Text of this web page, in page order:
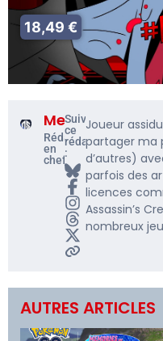
18,49 €
Me5rine_
Rédacteur
en
chef
Suivre
ce
rédacteur
:
Joueur
partager ma
d’autres)
parfois des
licences
Assassin’s
nombreux
AUTRES ARTICLES